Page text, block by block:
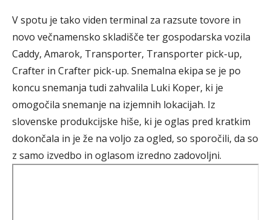
V spotu je tako viden terminal za razsute tovore in
novo večnamensko skladišče ter gospodarska vozila
Caddy, Amarok, Transporter, Transporter pick-up,
Crafter in Crafter pick-up. Snemalna ekipa se je po
koncu snemanja tudi zahvalila Luki Koper, ki je
omogočila snemanje na izjemnih lokacijah. Iz
slovenske produkcijske hiše, ki je oglas pred kratkim
dokončala in je že na voljo za ogled, so sporočili, da so
z samo izvedbo in oglasom izredno zadovoljni.